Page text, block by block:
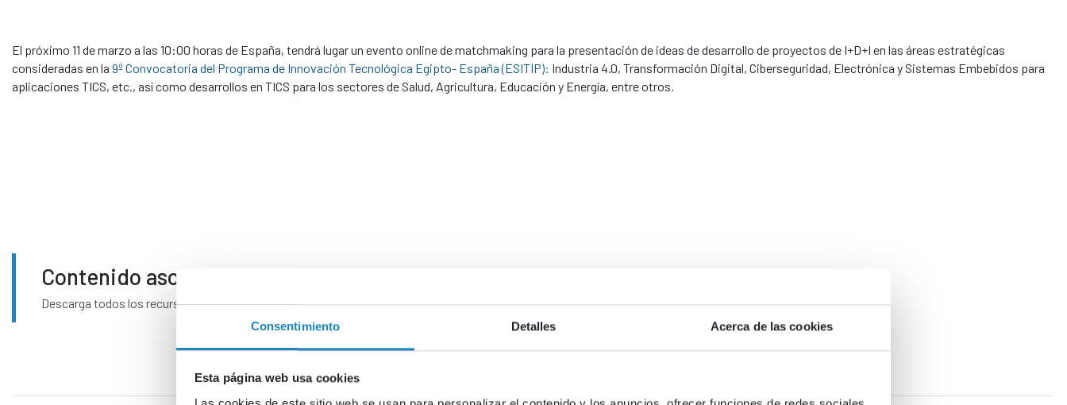
Consentimiento Detalles Acerca de las cookies
Esta página web usa cookies
El próximo 11 de marzo a las 10:00 horas de España, tendrá lugar un evento online de matchmaking para la presentación de ideas de desarrollo de proyectos de I+D+I en las áreas estratégicas
consideradas en la 9º Convocatoria del Programa de Innovación Tecnológica Egipto- España (ESITIP): Industria 4.0, Transformación Digital, Ciberseguridad, Electrónica y Sistemas Embebidos para
aplicaciones TICS, etc., así como desarrollos en TICS para los sectores de Salud, Agricultura, Educación y Energía, entre otros.
Contenido asociado
Descarga todos los recursos disponibles.